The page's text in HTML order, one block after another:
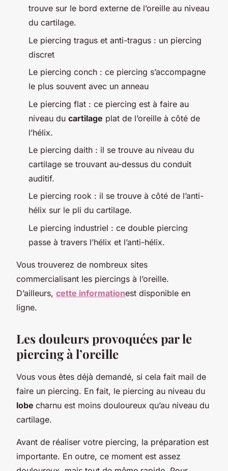
trouve sur le bord externe de l’oreille au niveau
du cartilage.
Le piercing tragus et anti-tragus : un piercing
discret
Le piercing conch : ce piercing s’accompagne
le plus souvent avec un anneau
Le piercing flat : ce piercing est à faire au
niveau du cartilage plat de l’oreille à côté de
l’hélix.
Le piercing daith : il se trouve au niveau du
cartilage se trouvant au-dessus du conduit
auditif.
Le piercing rook : il se trouve à côté de l’anti-
hélix sur le pli du cartilage.
Le piercing industriel : ce double piercing
passe à travers l’hélix et l’anti-hélix.
Vous trouverez de nombreux sites
commercialisant les piercings à l’oreille.
D’ailleurs, cette informationest disponible en
ligne.
Les douleurs provoquées par le
piercing à l’oreille
Vous vous êtes déjà demandé, si cela fait mail de
faire un piercing. En fait, le piercing au niveau du
lobe charnu est moins douloureux qu’au niveau du
cartilage.
Avant de réaliser votre piercing, la préparation est
importante. En outre, ce moment est assez